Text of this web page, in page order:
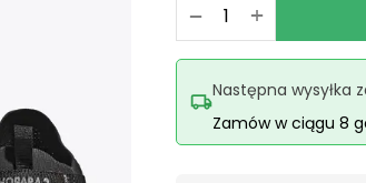
+
−
Następna wysyłka
Zamów w ciągu 8